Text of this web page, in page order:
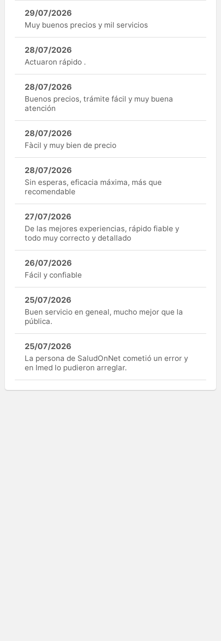
29/07/2026
Muy buenos precios y mil servicios
28/07/2026
Actuaron rápido .
28/07/2026
Buenos precios, trámite fácil y muy buena
atención
28/07/2026
Fàcil y muy bien de precio
28/07/2026
Sin esperas, eficacia máxima, más que
recomendable
27/07/2026
De las mejores experiencias, rápido fiable y
todo muy correcto y detallado
26/07/2026
Fácil y confiable
25/07/2026
Buen servicio en geneal, mucho mejor que la
pública.
25/07/2026
La persona de SaludOnNet cometió un error y
en Imed lo pudieron arreglar.